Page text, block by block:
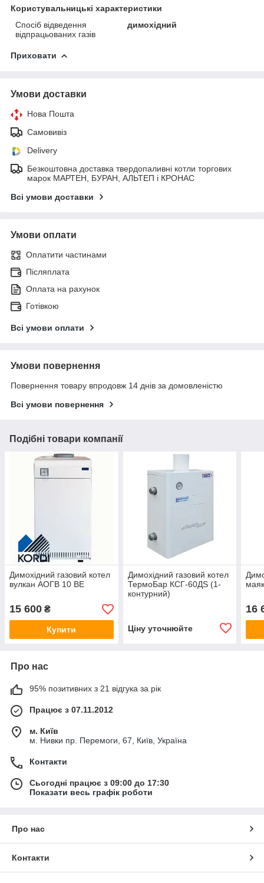
Користувальницькі характеристики
Спосіб відведення
відпрацьованих газів
димохідний
Приховати
Умови доставки
Нова Пошта
Самовивіз
Delivery
Безкоштовна доставка твердопаливні котли торгових
марок МАРТЕН, БУРАН, АЛЬТЕП і КРОНАС
Всі умови доставки
Умови оплати
Оплатити частинами
Післяплата
Оплата на рахунок
Готівкою
Всі умови оплати
Умови повернення
Повернення товару впродовж 14 днів за домовленістю
Всі умови повернення
Подібні товари компанії
Димохідний газовий котел
вулкан АОГВ 10 ВЕ
15 600 ₴
Купити
Димохідний газовий котел
ТермоБар КСГ-60ДЅ (1-
контурний)
Ціну уточнюйте
16
Про нас
95% позитивних з 21 відгука за рік
Працює з 07.11.2012
м. Київ
м. Нивки пр. Перемоги, 67, Київ, Україна
Контакти
Сьогодні працює з 09:00 до 17:30
Показати весь графік роботи
Про нас
Контакти